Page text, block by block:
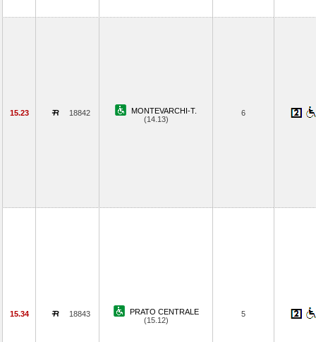
15.23 18842
MONTEVARCHI-T.
(14.13)
6
15.34 18843
PRATO CENTRALE
(15.12)
5